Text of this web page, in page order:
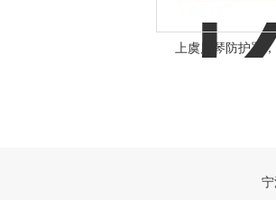
上虞风琴防护罩